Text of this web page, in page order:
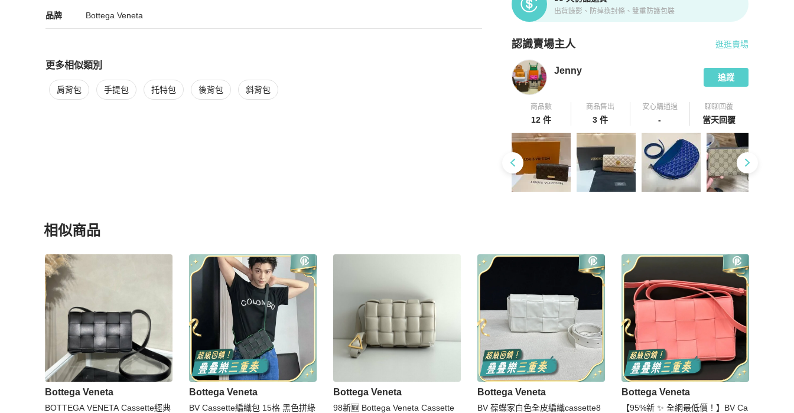
出貨錄影、防掉換封條、雙重防護包裝
認識賣場主人
PopChill 拍拍圈嚴選賣家
逛逛賣場
Jenny
追蹤
商品數
12 件
商品售出
3 件
安心購通過
-
聊聊回覆
當天回覆
品牌
Bottega Veneta精品女包品牌介紹
Bottega Veneta
Bottega Veneta推薦清單
更多相似類別
更多Bottega Veneta 女包相似商品推薦
肩背包 手提包 托特包 後背包 斜背包
相似商品
更多相似Bottega Veneta女包推薦精品
Bottega Veneta
BOTTEGA VENETA Cassette經典
Bottega Veneta
BV Cassette編織包 15格 黑色拼綠
Bottega Veneta
98新🆕 Bottega Veneta Cassette
Bottega Veneta
BV 葆蝶家白色全皮編織cassette8
Bottega Veneta
【95%新 ✨ 全網最低價！】BV Ca